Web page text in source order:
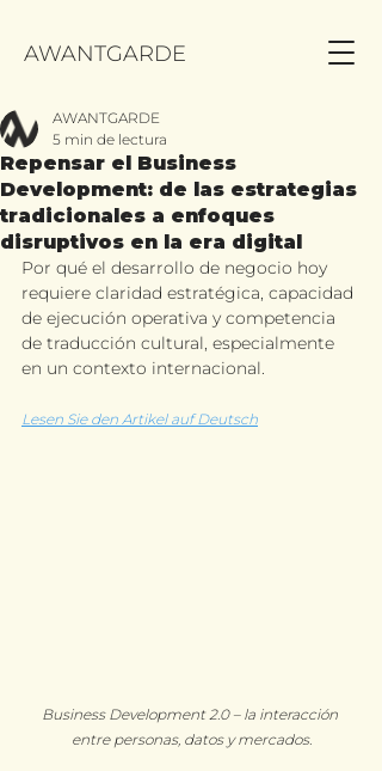
AWANTGARDE
Repensar el Business
Development: de las estrategias
tradicionales a enfoques
disruptivos en la era digital
AWANTGARDE
5 min de lectura
Por qué el desarrollo de negocio hoy
requiere claridad estratégica, capacidad
de ejecución operativa y competencia
de traducción cultural, especialmente
en un contexto internacional.
Lesen Sie den Artikel auf Deutsch
Business Development 2.0 – la interacción
entre personas, datos y mercados.